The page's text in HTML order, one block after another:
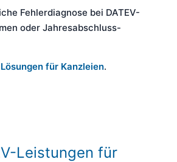
Fehlerdiagnose bei DATEV-
oder Jahresabschluss-
für Kanzleien.
Leistungen für